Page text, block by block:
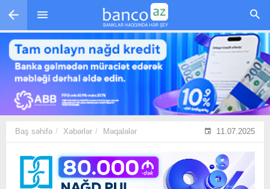
Skip to main content
Baş səhifə Xəbərlər Məqalələr 11.07.2025